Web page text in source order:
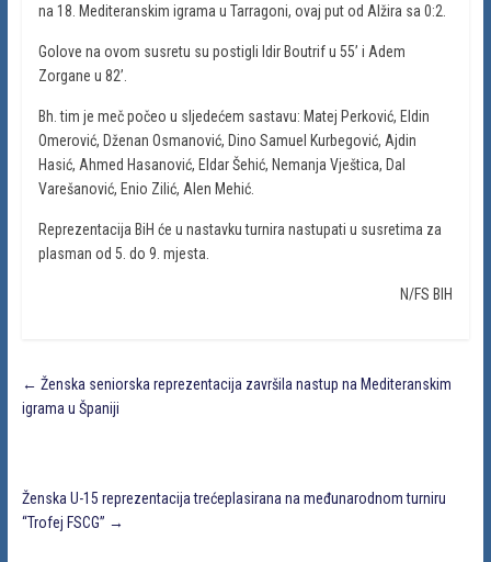
na 18. Mediteranskim igrama u Tarragoni, ovaj put od Alžira sa 0:2.
Golove na ovom susretu su postigli Idir Boutrif u 55’ i Adem
Zorgane u 82’.
Bh. tim je meč počeo u sljedećem sastavu: Matej Perković, Eldin
Omerović, Dženan Osmanović, Dino Samuel Kurbegović, Ajdin
Hasić, Ahmed Hasanović, Eldar Šehić, Nemanja Vještica, Dal
Varešanović, Enio Zilić, Alen Mehić.
Reprezentacija BiH će u nastavku turnira nastupati u susretima za
plasman od 5. do 9. mjesta.
N/FS BIH
← Ženska seniorska reprezentacija završila nastup na Mediteranskim
igrama u Španiji
Ženska U-15 reprezentacija trećeplasirana na međunarodnom turniru
“Trofej FSCG” →